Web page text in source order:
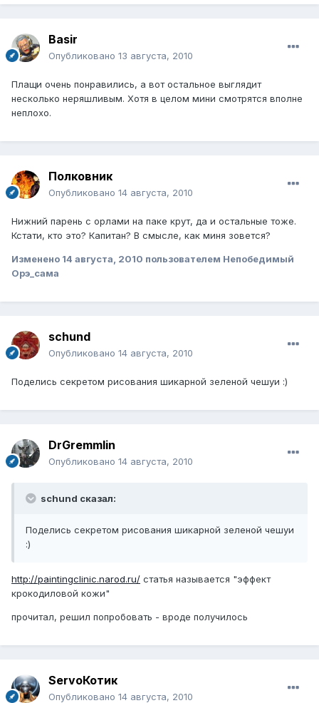
Basir
Опубликовано 13 августа, 2010
Плащи очень понравились, а вот остальное выглядит
несколько неряшливым. Хотя в целом мини смотрятся вполне
неплохо.
Полковник
Опубликовано 14 августа, 2010
Нижний парень с орлами на паке крут, да и остальные тоже.
Кстати, кто это? Капитан? В смысле, как миня зовется?
Изменено 14 августа, 2010 пользователем Непобедимый
Орэ_сама
schund
Опубликовано 14 августа, 2010
Поделись секретом рисования шикарной зеленой чешуи :)
DrGremmlin
Опубликовано 14 августа, 2010
schund сказал:
Поделись секретом рисования шикарной зеленой чешуи
:)
http://paintingclinic.narod.ru/ статья называется "эффект
крокодиловой кожи"
прочитал, решил попробовать - вроде получилось
ServoКотик
Опубликовано 14 августа, 2010